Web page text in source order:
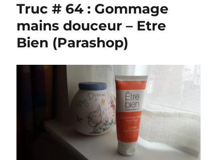
Truc # 64 : Gommage
mains douceur – Etre
Bien (Parashop)